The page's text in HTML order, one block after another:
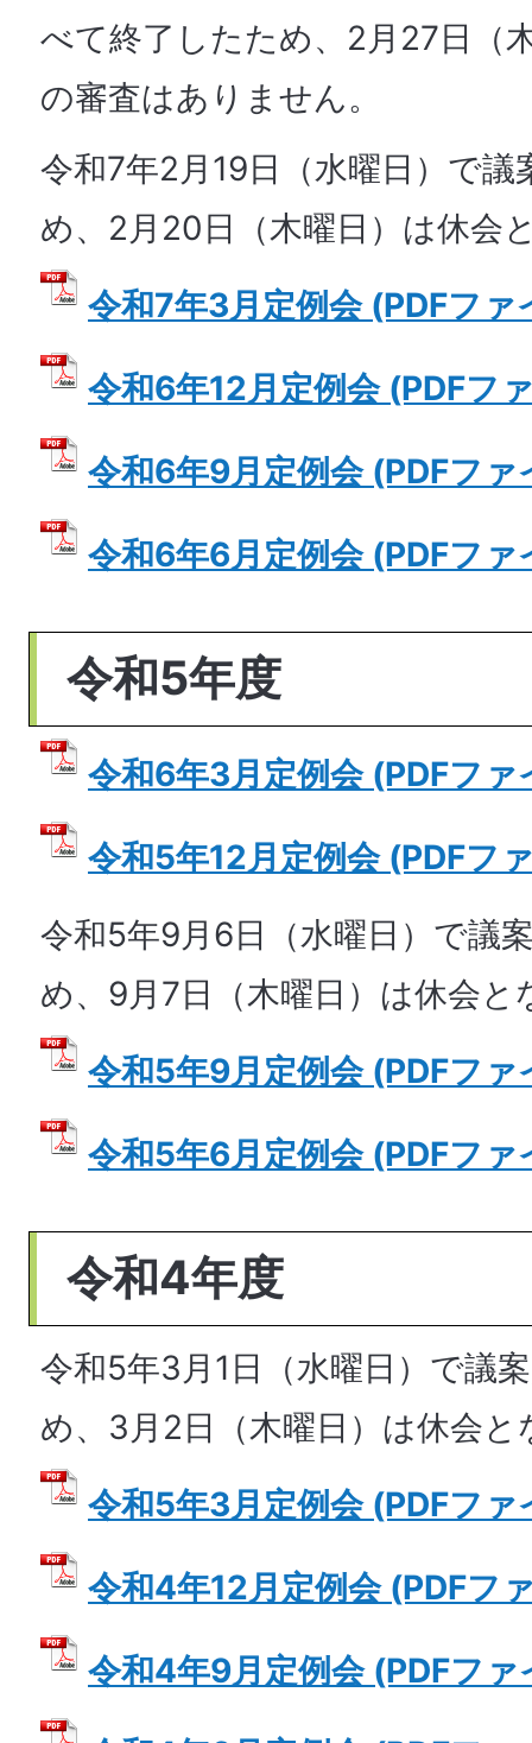
べて終了したため、2月27日（
の審査はありません。
令和7年2月19日（水曜日）で議
め、2月20日（木曜日）は休会
令和7年3月定例会 (PDFフ
令和6年12月定例会 (PDFフ
令和6年9月定例会 (PDFフ
令和6年6月定例会 (PDFフ
令和5年度
令和6年3月定例会 (PDFフ
令和5年12月定例会 (PDFフ
令和5年9月6日（水曜日）で議
め、9月7日（木曜日）は休会と
令和5年9月定例会 (PDFフ
令和5年6月定例会 (PDFフ
令和4年度
令和5年3月1日（水曜日）で議
め、3月2日（木曜日）は休会と
令和5年3月定例会 (PDFフ
令和4年12月定例会 (PDFフ
令和4年9月定例会 (PDFフ